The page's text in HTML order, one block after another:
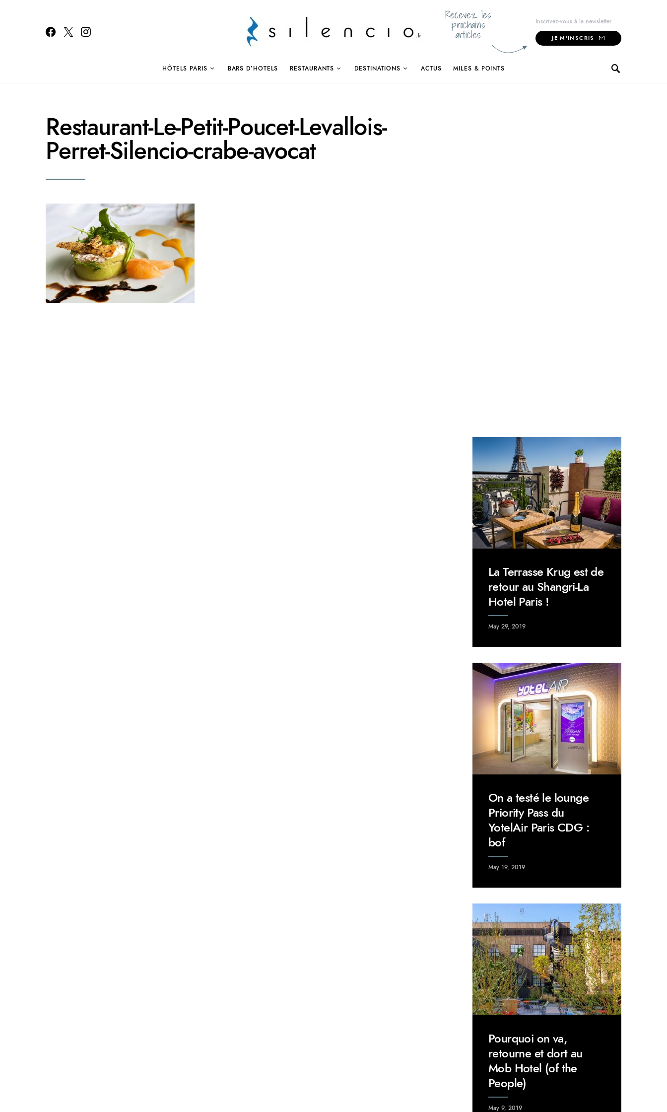
Recevez les
prochains
articles
Inscrivez-vous à la newsletter
JE M'INSCRIS
HÔTELS PARIS BARS D’HOTELS RESTAURANTS DESTINATIONS ACTUS MILES & POINTS
Restaurant-Le-Petit-Poucet-Levallois-
Perret-Silencio-crabe-avocat
La Terrasse Krug est de
retour au Shangri-La
Hotel Paris !
May 29, 2019
On a testé le lounge
Priority Pass du
YotelAir Paris CDG :
bof
May 19, 2019
Pourquoi on va,
retourne et dort au
Mob Hotel (of the
People)
May 9, 2019